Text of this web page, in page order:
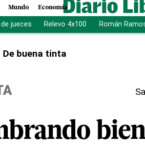
Mundo Economía
jueces Relevo 4x100 Román
De buena tinta